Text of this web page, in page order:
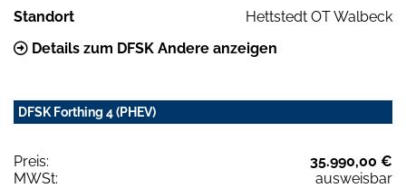
Standort
Hettstedt OT Walbeck
Details zum DFSK Andere anzeigen
DFSK Forthing 4 (PHEV)
Preis:
35.990,00 €
MWSt:
ausweisbar